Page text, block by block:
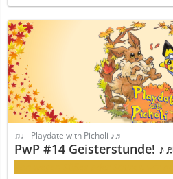
♫♩ Playdate with Picholi ♪♬
PwP #14 Geisterstunde! ♪♬